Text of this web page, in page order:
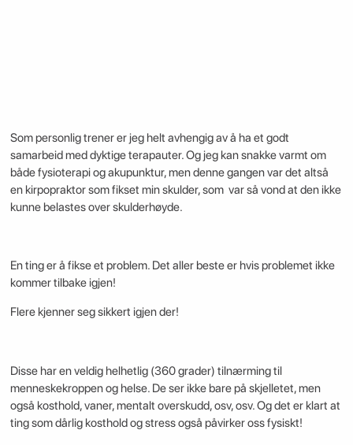
Som personlig trener er jeg helt avhengig av å ha et godt
samarbeid med dyktige terapauter. Og jeg kan snakke varmt om
både fysioterapi og akupunktur, men denne gangen var det altså
en kirpopraktor som fikset min skulder, som var så vond at den ikke
kunne belastes over skulderhøyde.
En ting er å fikse et problem. Det aller beste er hvis problemet ikke
kommer tilbake igjen!
Flere kjenner seg sikkert igjen der!
Disse har en veldig helhetlig (360 grader) tilnærming til
menneskekroppen og helse. De ser ikke bare på skjelletet, men
også kosthold, vaner, mentalt overskudd, osv, osv. Og det er klart at
ting som dårlig kosthold og stress også påvirker oss fysiskt!